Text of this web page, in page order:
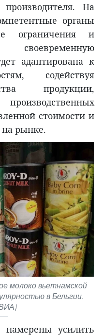
производителя. На
органы
ограничения и
адаптирована к
содействуя
продукции,
стоимости и
на рынке.
молоко вьетнамской
в Бельгии.
намерены усилить